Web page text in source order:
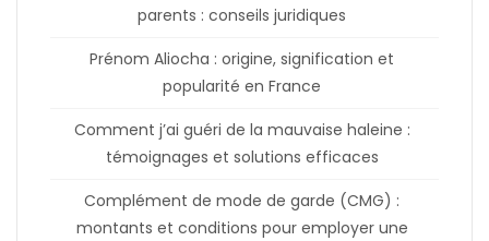
parents : conseils juridiques
Prénom Aliocha : origine, signification et
popularité en France
Comment j’ai guéri de la mauvaise haleine :
témoignages et solutions efficaces
Complément de mode de garde (CMG) :
montants et conditions pour employer une